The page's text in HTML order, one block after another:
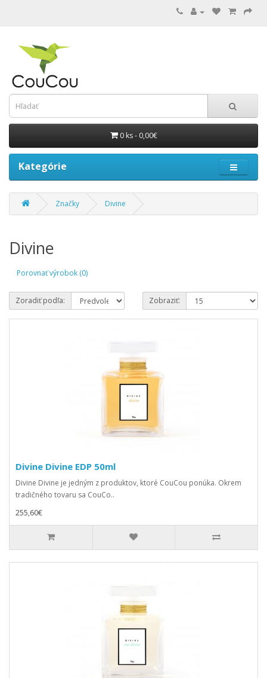
0 ks - 0,00€
Kategórie
Značky Divine
Divine
Porovnať výrobok (0)
Zoradiť podľa: Zobraziť:
Divine Divine EDP 50ml
Divine Divine je jedným z produktov, ktoré CouCou ponúka. Okrem
tradičného tovaru sa CouCo..
255,60€